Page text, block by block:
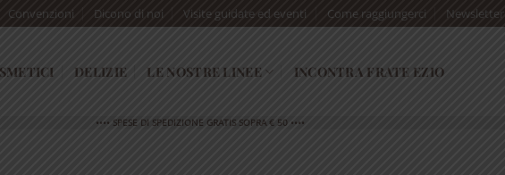
Convenzioni Dicono di noi Visite guidate ed eventi Come raggiungerci Newsletter
DELIZIE LE NOSTRE LINEE INCONTRA FRATE EZIO
•••• SPESE DI SPEDIZIONE GRATIS SOPRA € 50 ••••